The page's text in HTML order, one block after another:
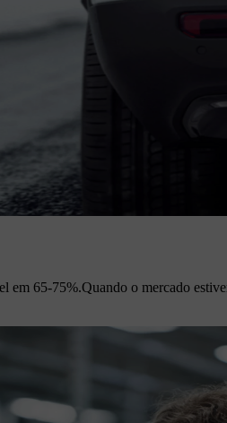
em 65-75%.​ Quando o mercado